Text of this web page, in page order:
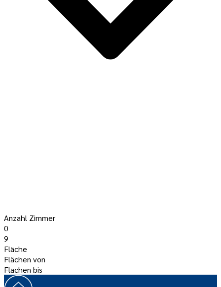
Anzahl Zimmer
0
9
Fläche
Flächen von
Flächen bis